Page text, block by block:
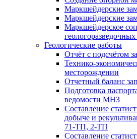
Маркшейдерские
Маркшейдерские
Маркшейдерское
геологоразведочных
Геологические работы
Отчёт с подсчётом
Технико-
месторождении
Отчетный баланс
Подготовка
ведомости МНЗ
Составление
добыче и
71-ТП, 2-ТП
Составление